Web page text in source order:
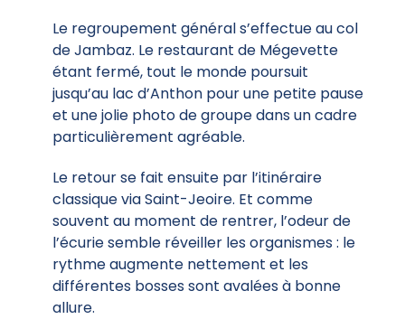
Le regroupement général s’effectue au col
de Jambaz. Le restaurant de Mégevette
étant fermé, tout le monde poursuit
jusqu’au lac d’Anthon pour une petite pause
et une jolie photo de groupe dans un cadre
particulièrement agréable.
Le retour se fait ensuite par l’itinéraire
classique via Saint-Jeoire. Et comme
souvent au moment de rentrer, l’odeur de
l’écurie semble réveiller les organismes : le
rythme augmente nettement et les
différentes bosses sont avalées à bonne
allure.